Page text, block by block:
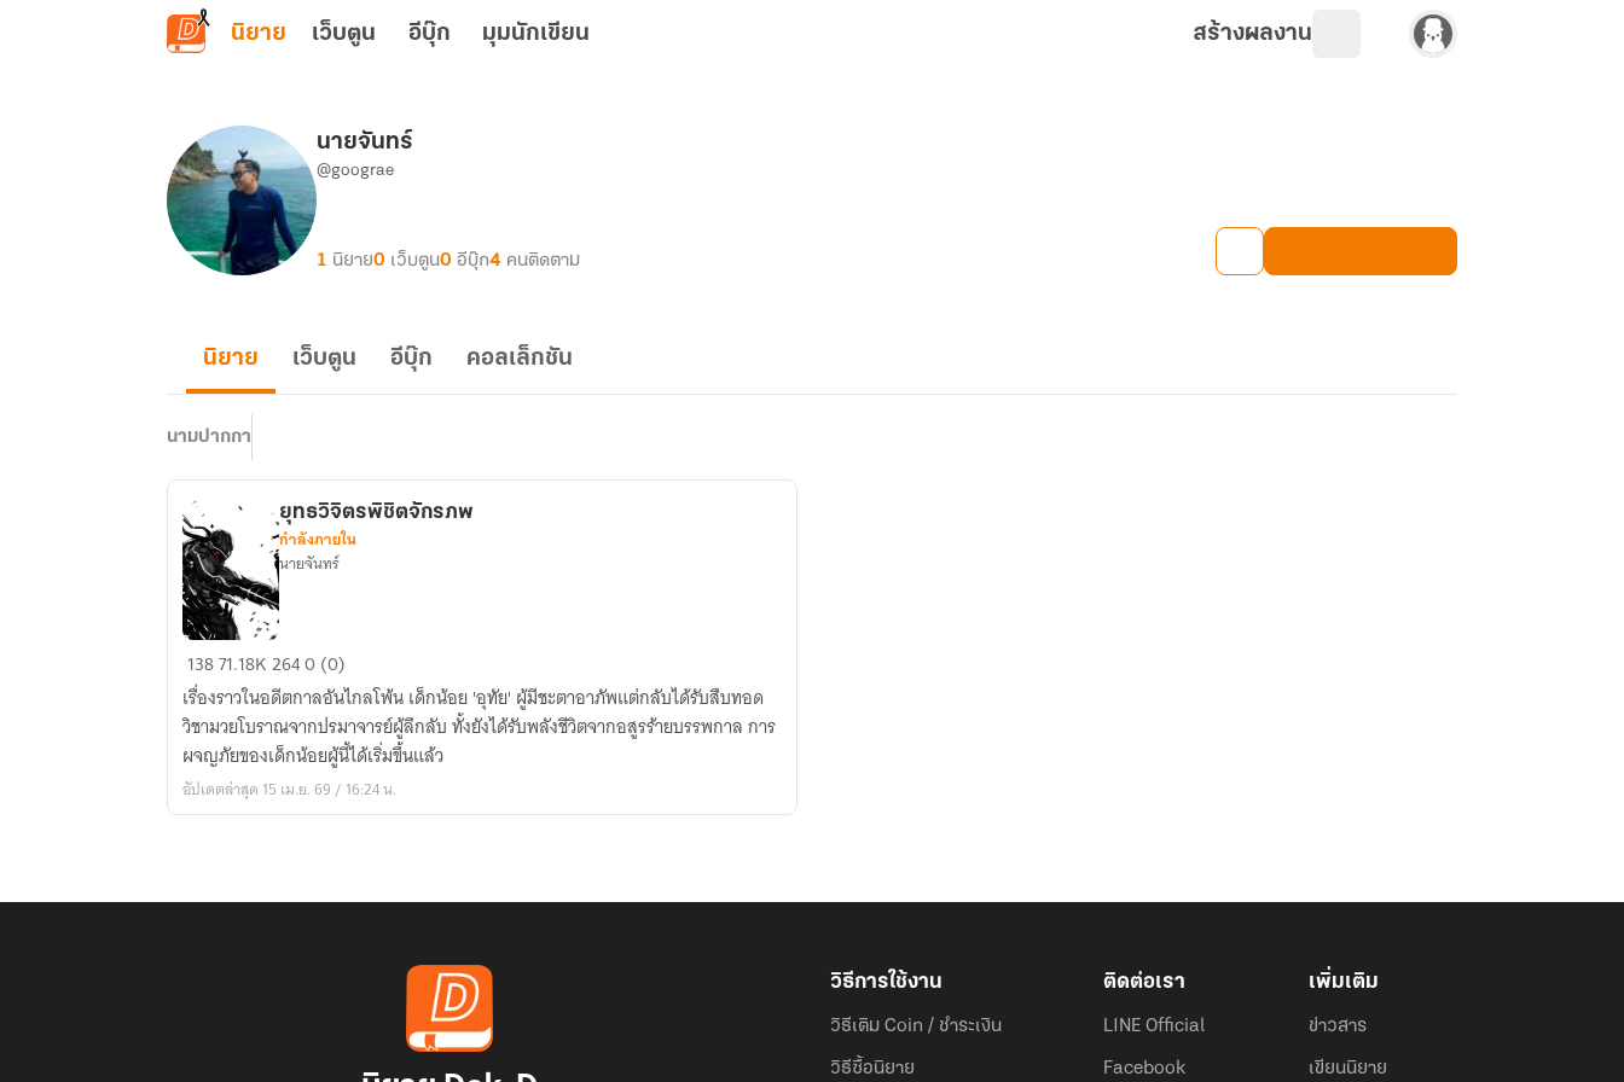
ข้ามไปยังเนื้อหาหลัก
นิยาย เว็บตูน อีบุ๊ก มุมนักเขียน สร้างผลงาน
นายจันทร์
@goograe
1 นิยาย0 เว็บตูน0 อีบุ๊ก4 คนติดตาม
นิยาย เว็บตูน อีบุ๊ก คอลเล็กชัน
นามปากกา
ยุทธ
วิจิตร
พิชิต
จักรภพ
ยุทธวิจิตรพิชิตจักรภพ
กำลังภายใน
นายจันทร์
13871.18K2640 (0)
เรื่องราวในอดีตกาลอันไกลโพ้น เด็กน้อย 'อุทัย' ผู้มีชะตาอาภัพแต่กลับได้รับสืบทอด
วิชามวยโบราณจากปรมาจารย์ผู้ลึกลับ ทั้งยังได้รับพลังชีวิตจากอสูรร้ายบรรพกาล การ
ผจญภัยของเด็กน้อยผู้นี้ได้เริ่มขึ้นแล้ว
อัปเดตล่าสุด 15 เม.ย. 69 / 16:24 น.
วิธีการใช้งาน
วิธีเติม Coin / ชำระเงิน
วิธีซื้อนิยาย
ติดต่อเรา
LINE Official
Facebook
เพิ่มเติม
ข่าวสาร
เขียนนิยาย